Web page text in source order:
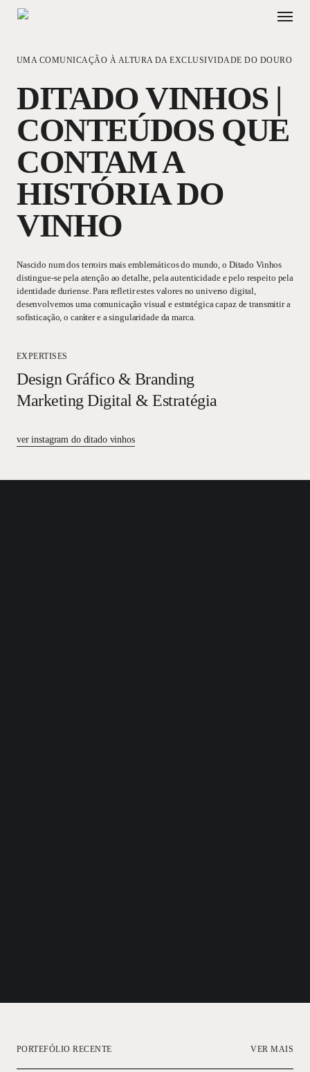
Menu
UMA COMUNICAÇÃO À ALTURA DA EXCLUSIVIDADE DO DOURO
DITADO VINHOS |
CONTEÚDOS QUE
CONTAM A
HISTÓRIA DO
VINHO
Nascido num dos terroirs mais emblemáticos do mundo, o Ditado Vinhos
distingue-se pela atenção ao detalhe, pela autenticidade e pelo respeito pela
identidade duriense. Para refletir estes valores no universo digital,
desenvolvemos uma comunicação visual e estratégica capaz de transmitir a
sofisticação, o caráter e a singularidade da marca.
EXPERTISES
Design Gráfico & Branding
Marketing Digital & Estratégia
ver instagram do ditado vinhos
PORTEFÓLIO RECENTE VER MAIS